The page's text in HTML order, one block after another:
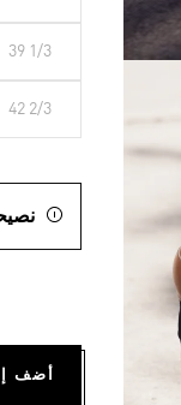
39 1/3
42 2/3
أضف